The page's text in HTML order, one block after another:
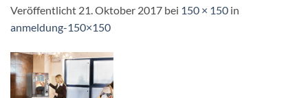
Veröffentlicht 21. Oktober 2017 bei 150 × 150 in
anmeldung-150×150